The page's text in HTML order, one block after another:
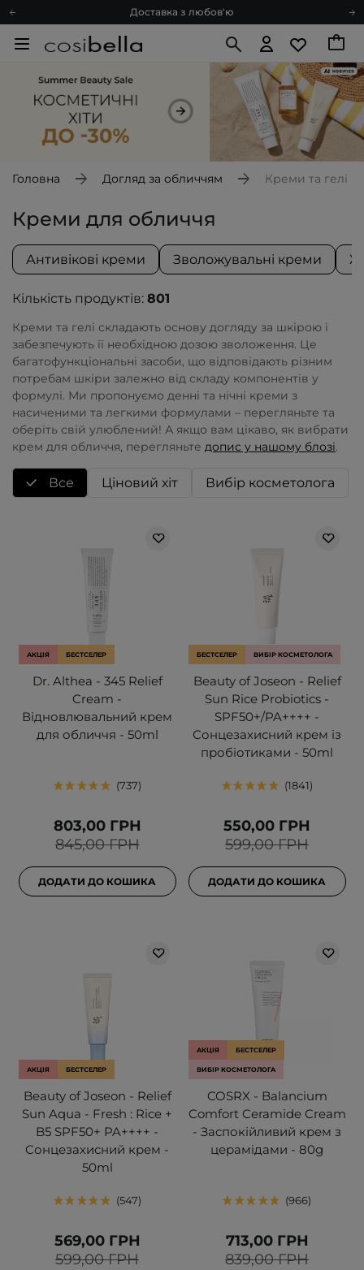
Доставка з любов'ю
Подарункові картки
Рекомендуй нас і отримуй ще більше балів
Запитай косметолога
Подарункові картки
Головна Догляд за обличчям Креми та гелі
Креми для обличчя
Антивікові креми Зволожувальні креми
Кількість продуктів: 801
Креми та гелі складають основу догляду за шкірою і
забезпечують її необхідною дозою зволоження. Це
багатофункціональні засоби, що відповідають різним
потребам шкіри залежно від складу компонентів у
формулі. Ми пропонуємо денні та нічні креми з
насиченими та легкими формулами – перегляньте та
оберіть свій улюблений! А якщо вам цікаво, як вибрати
крем для обличчя, перегляньте допис у нашому блозі.
Все Ціновий хіт Вибір косметолога
АКЦІЯ БЕСТСЕЛЕР
Dr. Althea - 345 Relief
Cream -
Відновлювальний крем
для обличчя - 50ml
737
845,00 ГРН
803,00 ГРН
ДОДАТИ ДО КОШИКА
БЕСТСЕЛЕР ВИБІР КОСМЕТОЛОГА
Beauty of Joseon - Relief
Sun Rice Probiotics -
SPF50+/PA++++ -
Сонцезахисний крем із
пробіотиками - 50ml
1841
599,00 ГРН
550,00 ГРН
ДОДАТИ ДО КОШИКА
АКЦІЯ БЕСТСЕЛЕР
Beauty of Joseon - Relief
Sun Aqua - Fresh : Rice +
B5 SPF50+ PA++++ -
Cонцезахисний крем -
50ml
547
599,00 ГРН
569,00 ГРН
АКЦІЯ БЕСТСЕЛЕР
ВИБІР КОСМЕТОЛОГА
COSRX - Balancium
Comfort Ceramide Cream
- Заспокійливий крем з
церамідами - 80g
966
839,00 ГРН
713,00 ГРН